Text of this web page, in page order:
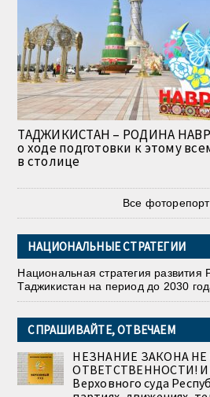
ТАДЖИКИСТАН – РОДИНА
о ходе подготовки к этому
в столице
Все
НАЦИОНАЛЬНЫЕ СТРАТЕГИИ
Национальная стратегия развития
Таджикистан на период до 2030
СПРАШИВАЙТЕ, ОТВЕЧАЕМ
НЕЗНАНИЕ ЗАКОНА
ОТВЕТСТВЕННОСТИ!
Верховного суда